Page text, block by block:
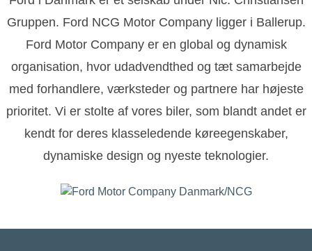
Gruppen. Ford NCG Motor Company ligger i Ballerup.
Ford Motor Company er en global og dynamisk
organisation, hvor udadvendthed og tæt samarbejde
med forhandlere, værksteder og partnere har højeste
prioritet. Vi er stolte af vores biler, som blandt andet er
kendt for deres klasseledende køreegenskaber,
dynamiske design og nyeste teknologier.